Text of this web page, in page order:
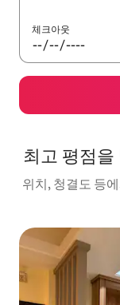
체크아웃
최고 평점
위치, 청결도 등